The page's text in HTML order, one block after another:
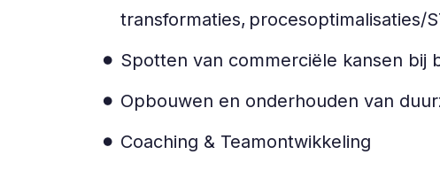
transformaties, procesoptimalisaties/
Spotten van commerciële kansen bij
Opbouwen en onderhouden van
Coaching & Teamontwikkeling